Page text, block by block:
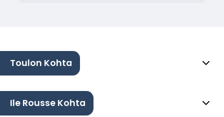
Toulon Kohta
Ile Rousse Kohta